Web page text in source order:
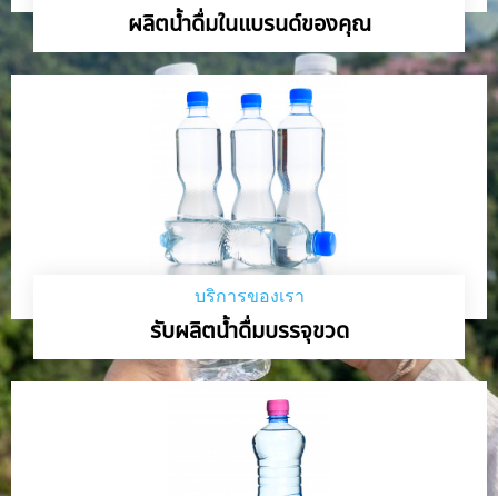
ผลิตน้ำดื่มในแบรนด์ของคุณ
บริการของเรา
รับผลิตน้ำดื่มบรรจุขวด